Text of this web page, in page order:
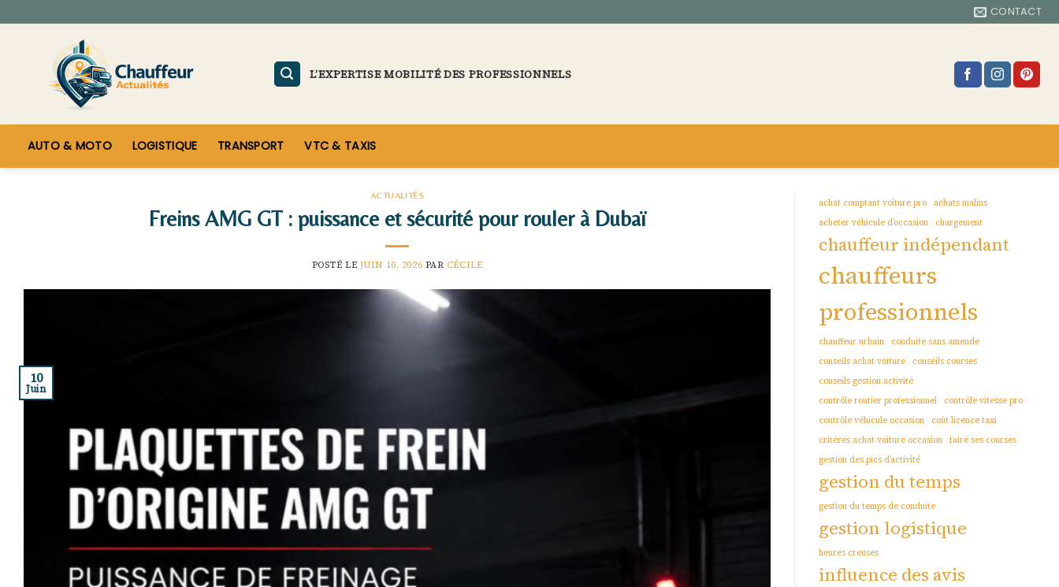
to
CONTACT
L’EXPERTISE MOBILITÉ DES PROFESSIONNELS
AUTO & MOTO LOGISTIQUE TRANSPORT VTC & TAXIS
ACTUALITÉS
Freins AMG GT : puissance et sécurité pour rouler à Dubaï
POSTÉ LE JUIN 10, 2026 PAR CÉCILE
10
Juin
achat comptant voiture pro
achats malins
acheter véhicule d’occasion
chargement
chauffeur indépendant
chauffeurs
professionnels
chauffeur urbain
conduite sans amende
conseils achat voiture
conseils courses
conseils gestion activité
contrôle routier professionnel
contrôle vitesse pro
contrôle véhicule occasion
coût licence taxi
critères achat voiture occasion faire ses courses
gestion des pics d’activité
gestion du temps
gestion du temps de conduite
gestion logistique
heures creuses
influence des avis